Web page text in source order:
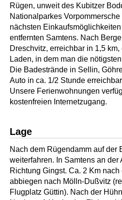
Rügen, unweit des Kubitzer
Nationalparkes
nächsten
entfernten Samtens. Nach
Dreschvitz, erreichbar in 1,5
Laden, in dem man die
Die Badestrände in Sellin,
Auto in ca. 1/2 Stunde
Unsere Ferienwohnungen
kostenfreien Internetzugang.
Lage
Nach dem Rügendamm auf der
weiterfahren. In Samtens an
Richtung Gingst. Ca. 2 Km
abbiegen nach Mölln-Dußvitz
Flugplatz Güttin). Nach der